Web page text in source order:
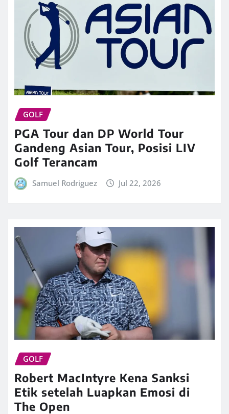
GOLF
PGA Tour dan DP World Tour
Gandeng Asian Tour, Posisi LIV
Golf Terancam
Samuel Rodriguez Jul 22, 2026
GOLF
Robert MacIntyre Kena Sanksi
Etik setelah Luapkan Emosi di
The Open